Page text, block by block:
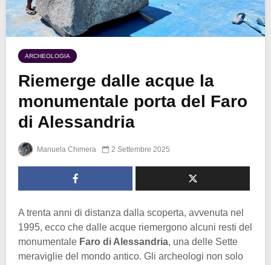
ARCHEOLOGIA
Riemerge dalle acque la
monumentale porta del Faro
di Alessandria
Manuela Chimera 2 Settembre 2025
A trenta anni di distanza dalla scoperta, avvenuta nel
1995, ecco che dalle acque riemergono alcuni resti del
monumentale Faro di Alessandria, una delle Sette
meraviglie del mondo antico. Gli archeologi non solo